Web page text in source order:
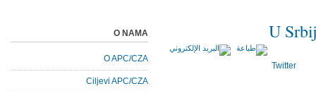
U
Twitter
O NAMA
O APC/CZA
Ciljevi APC/CZA